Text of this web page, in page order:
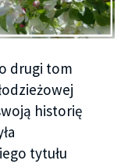
drugi tom
historię
tytułu